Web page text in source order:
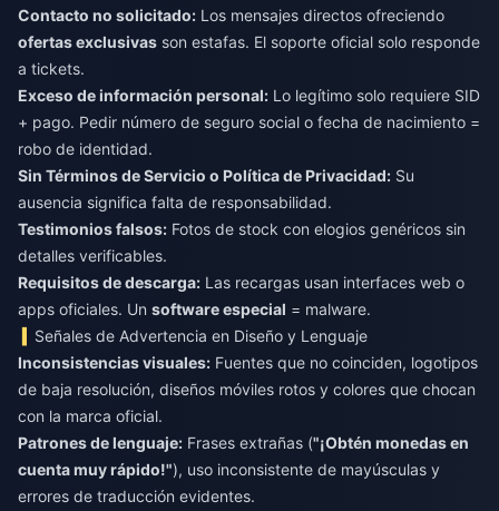
Contacto no solicitado: Los mensajes directos ofreciendo
ofertas exclusivas son estafas. El soporte oficial solo responde
a tickets.
Exceso de información personal: Lo legítimo solo requiere SID
+ pago. Pedir número de seguro social o fecha de nacimiento =
robo de identidad.
Sin Términos de Servicio o Política de Privacidad: Su
ausencia significa falta de responsabilidad.
Testimonios falsos: Fotos de stock con elogios genéricos sin
detalles verificables.
Requisitos de descarga: Las recargas usan interfaces web o
apps oficiales. Un software especial = malware.
Señales de Advertencia en Diseño y Lenguaje
Inconsistencias visuales: Fuentes que no coinciden, logotipos
de baja resolución, diseños móviles rotos y colores que chocan
con la marca oficial.
Patrones de lenguaje: Frases extrañas ("¡Obtén monedas en
cuenta muy rápido!"), uso inconsistente de mayúsculas y
errores de traducción evidentes.